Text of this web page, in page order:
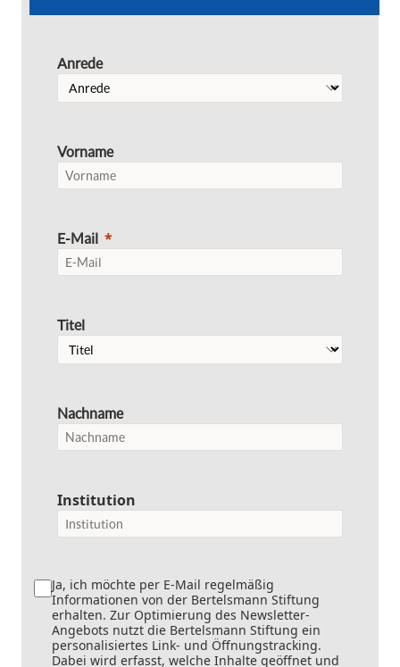
Anrede
Vorname
E-Mail
Titel
Nachname
Institution
Ja, ich möchte per E-Mail regelmäßig
Informationen von der Bertelsmann Stiftung
erhalten. Zur Optimierung des Newsletter-
Angebots nutzt die Bertelsmann Stiftung ein
personalisiertes Link- und Öffnungstracking.
Dabei wird erfasst, welche Inhalte geöffnet und